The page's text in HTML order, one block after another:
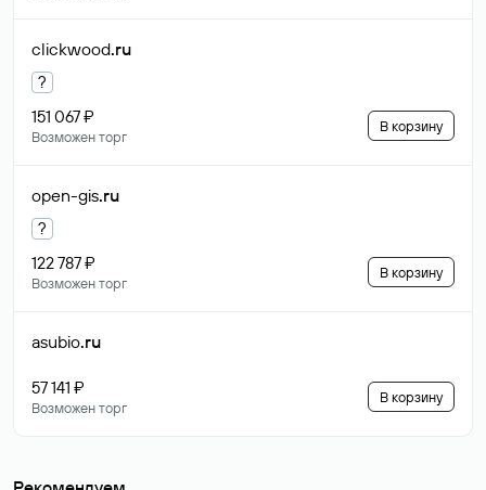
clickwood.ru
?
151 067 ₽
Возможен торг
В корзину
open-gis.ru
?
122 787 ₽
Возможен торг
В корзину
asubio.ru
57 141 ₽
Возможен торг
В корзину